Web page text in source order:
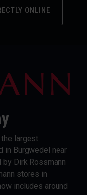
ONLINE
the largest
in Burgwedel near
by Dirk Rossmann
stores in
includes around